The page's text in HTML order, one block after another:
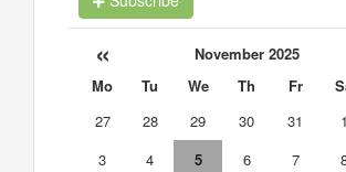
« November 2025
Mo Tu We Th Fr
27
28 29 30 31 1
3
4 5 6 7